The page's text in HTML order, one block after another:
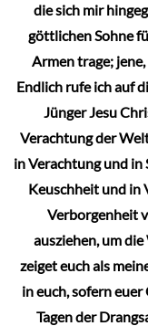
der
Produktseite
gewählt
werden
die sich mir
göttlichen Sohne
Armen trage;
Endlich rufe ich auf
Jünger Jesu
Verachtung der
in Verachtung und in
Keuschheit und in
Verborgenheit
ausziehen, um
zeiget euch als
in euch, sofern euer
Tagen der